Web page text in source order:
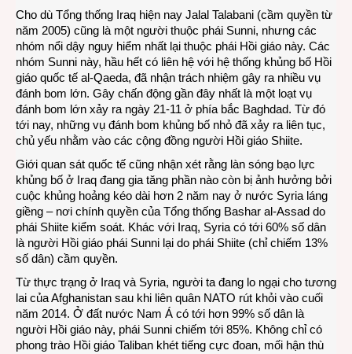
Cho dù Tổng thống Iraq hiện nay Jalal Talabani (cầm quyền từ
năm 2005) cũng là một người thuộc phái Sunni, nhưng các
nhóm nổi dậy nguy hiểm nhất lại thuộc phái Hồi giáo này. Các
nhóm Sunni này, hầu hết có liên hệ với hệ thống khủng bố Hồi
giáo quốc tế al-Qaeda, đã nhận trách nhiệm gây ra nhiều vụ
đánh bom lớn. Gây chấn động gần đây nhất là một loạt vụ
đánh bom lớn xảy ra ngày 21-11 ở phía bắc Baghdad. Từ đó
tới nay, những vụ đánh bom khủng bố nhỏ đã xảy ra liên tục,
chủ yếu nhằm vào các cộng đồng người Hồi giáo Shiite.
Giới quan sát quốc tế cũng nhận xét rằng làn sóng bạo lực
khủng bố ở Iraq đang gia tăng phần nào còn bị ảnh hưởng bởi
cuộc khủng hoảng kéo dài hơn 2 năm nay ở nước Syria láng
giềng – nơi chính quyền của Tổng thống Bashar al-Assad do
phái Shiite kiểm soát. Khác với Iraq, Syria có tới 60% số dân
là người Hồi giáo phái Sunni lại do phái Shiite (chỉ chiếm 13%
số dân) cầm quyền.
Từ thực trạng ở Iraq và Syria, người ta đang lo ngại cho tương
lai của Afghanistan sau khi liên quân NATO rút khỏi vào cuối
năm 2014. Ở đất nước Nam Á có tới hơn 99% số dân là
người Hồi giáo này, phái Sunni chiếm tới 85%. Không chỉ có
phong trào Hồi giáo Taliban khét tiếng cực đoan, mối hận thù